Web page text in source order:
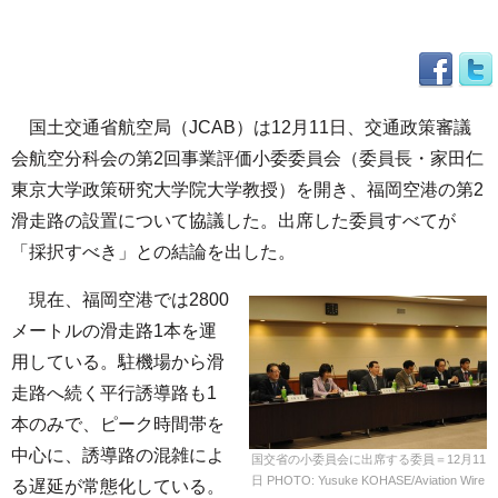
国土交通省航空局（JCAB）は12月11日、交通政策審議
会航空分科会の第2回事業評価小委委員会（委員長・家田仁
東京大学政策研究大学院大学教授）を開き、福岡空港の第2
滑走路の設置について協議した。出席した委員すべてが
「採択すべき」との結論を出した。
国交省の小委員会に出席する委員＝12月11
日 PHOTO: Yusuke KOHASE/Aviation Wire
現在、福岡空港では2800
メートルの滑走路1本を運
用している。駐機場から滑
走路へ続く平行誘導路も1
本のみで、ピーク時間帯を
中心に、誘導路の混雑によ
る遅延が常態化している。